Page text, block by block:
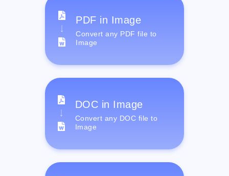
PDF in Image
Convert any PDF file to
Image
DOC in Image
Convert any DOC file to
Image